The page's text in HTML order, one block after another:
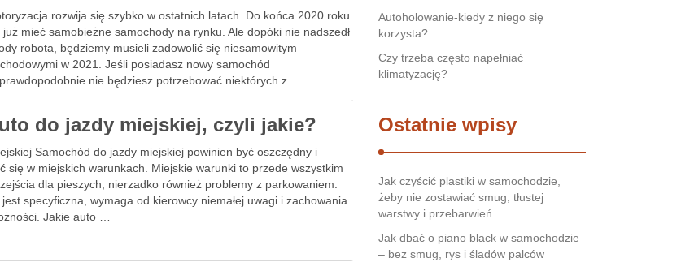
rozwija się szybko w ostatnich latach. Do końca 2020 roku
mieć samobieżne samochody na rynku. Ale dopóki nie nadszedł
robota, będziemy musieli zadowolić się niesamowitym
w 2021. Jeśli posiadasz nowy samochód
nie będziesz potrzebować niektórych z …
do jazdy miejskiej, czyli jakie?
Samochód do jazdy miejskiej powinien być oszczędny i
się w miejskich warunkach. Miejskie warunki to przede wszystkim
dla pieszych, nierzadko również problemy z parkowaniem.
specyficzna, wymaga od kierowcy niemałej uwagi i zachowania
Jakie auto …
Autoholowanie-kiedy z niego się
korzysta?
Czy trzeba często napełniać
klimatyzację?
Ostatnie wpisy
Jak czyścić plastiki w samochodzie,
żeby nie zostawiać smug, tłustej
warstwy i przebarwień
Jak dbać o piano black w samochodzie
– bez smug, rys i śladów palców